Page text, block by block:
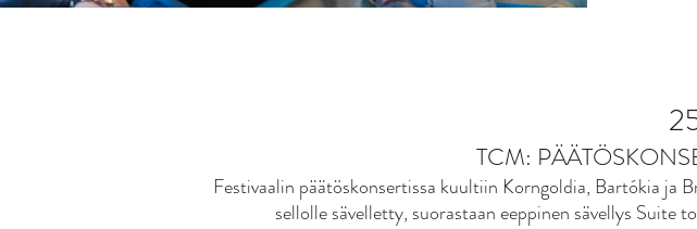
TCM:
Festivaalin päätöskonsertissa kuultiin Korngoldia, Bartókia ja
sellolle sävelletty, suorastaan eeppinen sävellys Suite